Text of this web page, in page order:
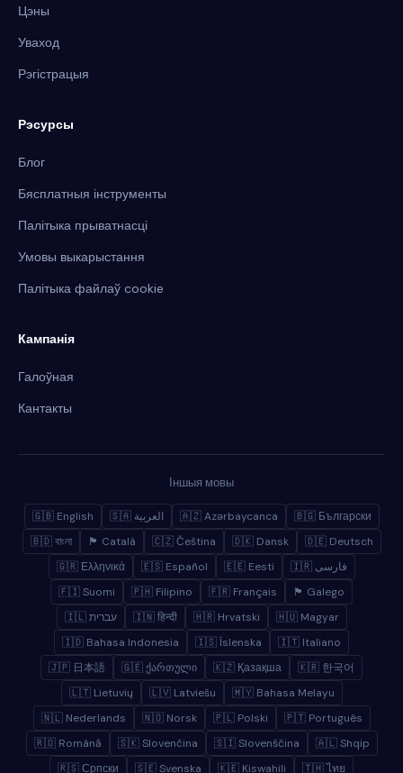
Цэны
Уваход
Рэгістрацыя
Рэсурсы
Блог
Бясплатныя інструменты
Палітыка прыватнасці
Умовы выкарыстання
Палітыка файлаў cookie
Кампанія
Галоўная
Кантакты
Іншыя мовы
🇬🇧 English 🇸🇦 العربية 🇦🇿 Azərbaycanca
🇧🇬 Български
🇧🇩 বাংলা
🏴 Català 🇨🇿 Čeština 🇩🇰 Dansk
🇩🇪 Deutsch
🇬🇷 Ελληνικά
🇪🇸 Español 🇪🇪 Eesti
🇮🇷 فارسی
🇫🇮 Suomi
🇵🇭 Filipino 🇫🇷 Français
🏴 Galego
🇮🇱 עברית
🇮🇳 हिन्दी 🇭🇷 Hrvatski
🇭🇺 Magyar
🇮🇩 Bahasa Indonesia
🇮🇸 Íslenska
🇮🇹 Italiano
🇯🇵 日本語
🇬🇪 ქართული 🇰🇿 Қазақша
🇰🇷 한국어
🇱🇹 Lietuvių
🇱🇻 Latviešu
🇲🇾 Bahasa Melayu
🇳🇱 Nederlands
🇳🇴 Norsk 🇵🇱 Polski
🇵🇹 Português
🇷🇴 Română
🇸🇰 Slovenčina 🇸🇮 Slovenščina
🇦🇱 Shqip
🇷🇸 Српски
🇸🇪 Svenska 🇰🇪 Kiswahili 🇹🇭 ไทย